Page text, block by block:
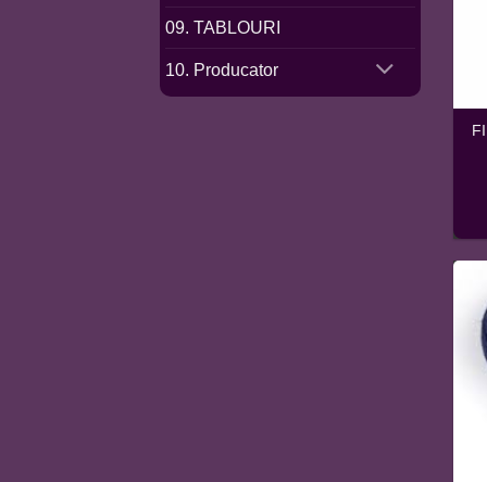
09. TABLOURI
10. Producator